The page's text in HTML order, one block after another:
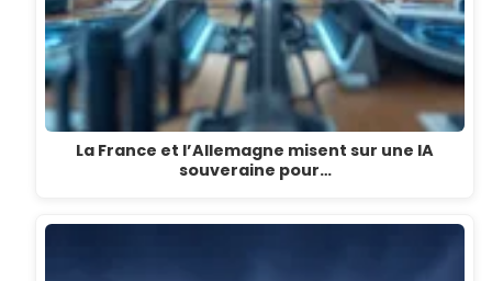
La France et l’Allemagne misent sur une IA
souveraine pour…